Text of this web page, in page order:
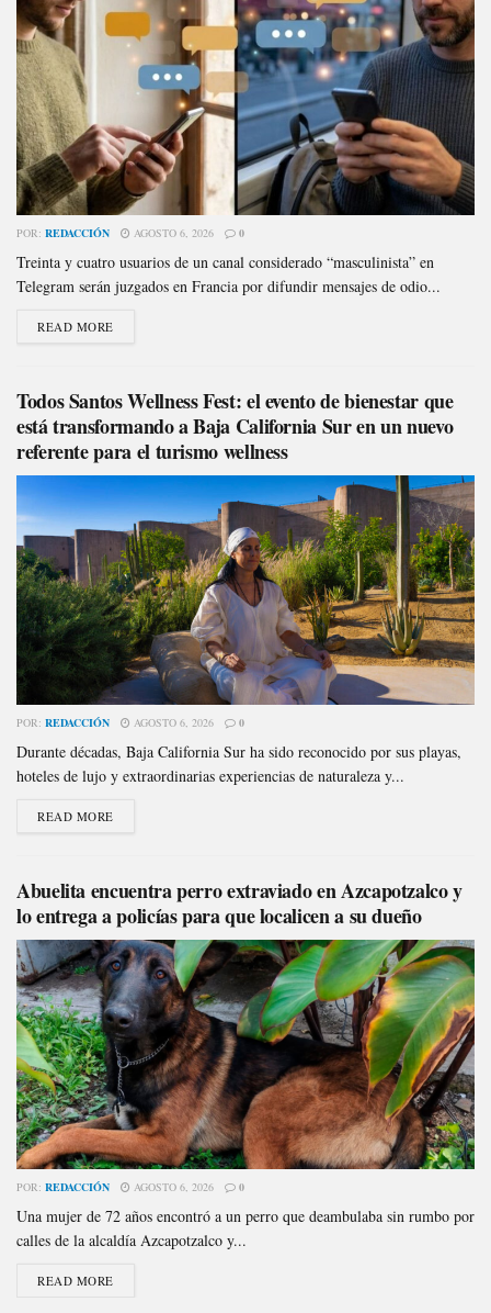
POR: REDACCIÓN AGOSTO 6, 2026 0
Treinta y cuatro usuarios de un canal considerado “masculinista” en
Telegram serán juzgados en Francia por difundir mensajes de odio...
READ MORE
Todos Santos Wellness Fest: el evento de bienestar que
está transformando a Baja California Sur en un nuevo
referente para el turismo wellness
POR: REDACCIÓN AGOSTO 6, 2026 0
Durante décadas, Baja California Sur ha sido reconocido por sus playas,
hoteles de lujo y extraordinarias experiencias de naturaleza y...
READ MORE
Abuelita encuentra perro extraviado en Azcapotzalco y
lo entrega a policías para que localicen a su dueño
POR: REDACCIÓN AGOSTO 6, 2026 0
Una mujer de 72 años encontró a un perro que deambulaba sin rumbo por
calles de la alcaldía Azcapotzalco y...
READ MORE